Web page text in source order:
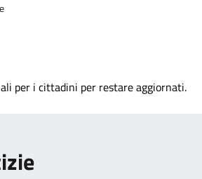
per i cittadini per restare aggiornati.